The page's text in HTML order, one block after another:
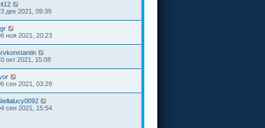
дек 2021, 09:39
ноя 2021, 20:23
окт 2021, 15:08
сен 2021, 03:29
сен 2021, 15:54